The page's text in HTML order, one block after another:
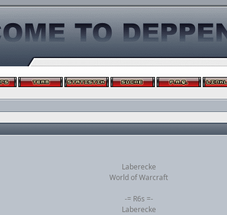
Laberecke
World of Warcraft
-= R6s =-
Laberecke